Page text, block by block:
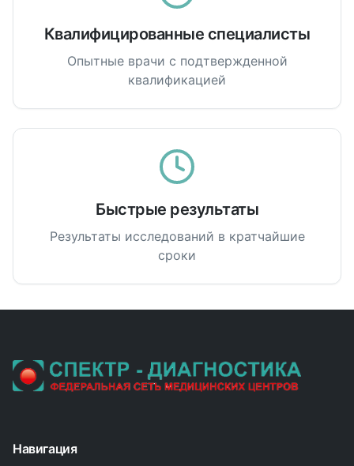
Квалифицированные специалисты
Опытные врачи с подтвержденной
квалификацией
Быстрые результаты
Результаты исследований в кратчайшие
сроки
Навигация